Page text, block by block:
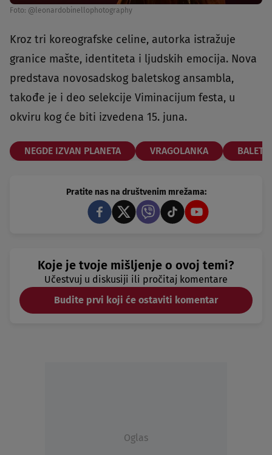
Foto: @leonardobinellophotography
Kroz tri koreografske celine, autorka istražuje
granice mašte, identiteta i ljudskih emocija. Nova
predstava novosadskog baletskog ansambla,
takođe je i deo selekcije Viminacijum festa, u
okviru kog će biti izvedena 15. juna.
NEGDE IZVAN PLANETA VRAGOLANKA BALET
Pratite nas na društvenim mrežama:
Koje je tvoje mišljenje o ovoj temi?
Učestvuj u diskusiji ili pročitaj komentare
Budite prvi koji će ostaviti komentar
Oglas